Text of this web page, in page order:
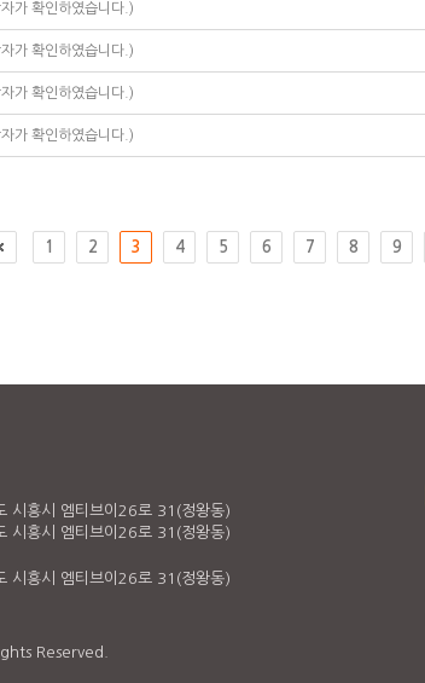
가 확인하였습니다.)
가 확인하였습니다.)
가 확인하였습니다.)
가 확인하였습니다.)
1 2 3 4 5 6 7 8 9
흥시 엠티브이26로 31(정왕동)
흥시 엠티브이26로 31(정왕동)
흥시 엠티브이26로 31(정왕동)
Reserved.